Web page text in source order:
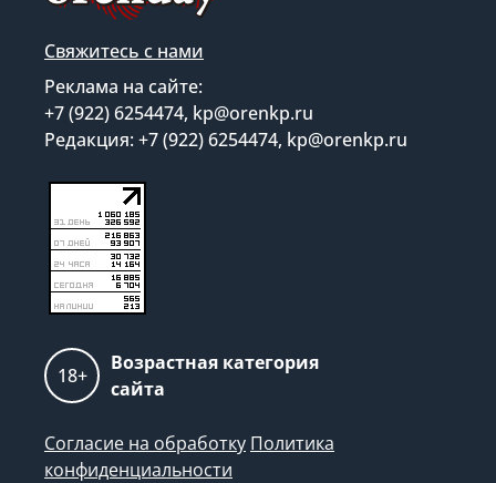
Свяжитесь с нами
Реклама на сайте:
+7 (922) 6254474, kp@orenkp.ru
Редакция: +7 (922) 6254474, kp@orenkp.ru
18+
Возрастная категория
сайта
Согласие на обработку Политика
конфиденциальности